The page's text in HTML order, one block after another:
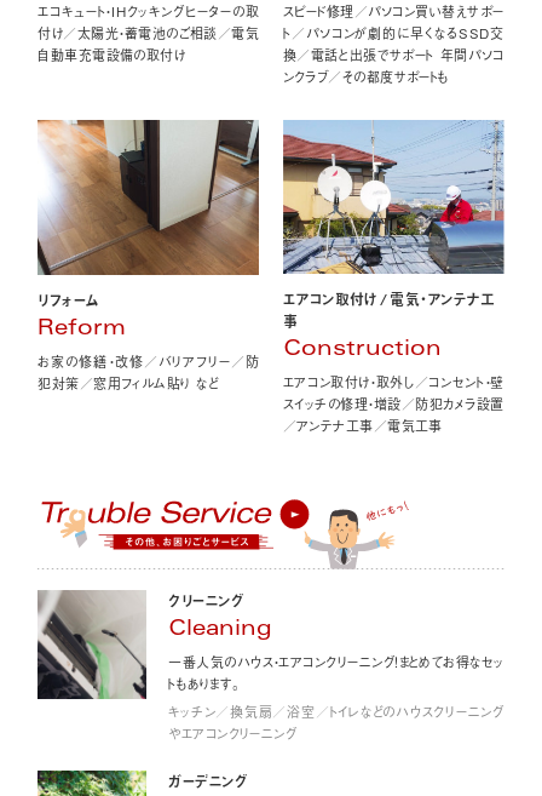
エコキュート・IHクッキングヒーターの取
付け／太陽光・蓄電池のご相談／電気
自動車充電設備の取付け
スピード修理／パソコン買い替えサポー
ト／パソコンが劇的に早くなるSSD交
換／電話と出張でサポート 年間パソコ
ンクラブ／その都度サポートも
リフォーム
Reform
お家の修繕・改修／バリアフリー／防
犯対策／窓用フィルム貼り など
エアコン取付け/電気・アンテナ工
事
Construction
エアコン取付け・取外し／コンセント・壁
スイッチの修理・増設／防犯カメラ設置
／アンテナ工事／電気工事
クリーニング
Cleaning
一番人気のハウス・エアコンクリーニング！まとめてお得なセッ
トもあります。
キッチン／換気扇／浴室／トイレなどのハウスクリーニング
やエアコンクリーニング
ガーデニング